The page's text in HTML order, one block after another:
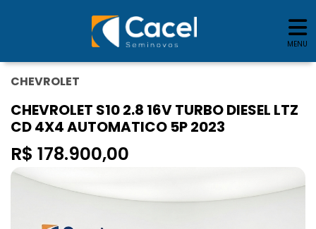
MENU
CHEVROLET
CHEVROLET S10 2.8 16V TURBO DIESEL LTZ
CD 4X4 AUTOMATICO 5P 2023
R$ 178.900,00